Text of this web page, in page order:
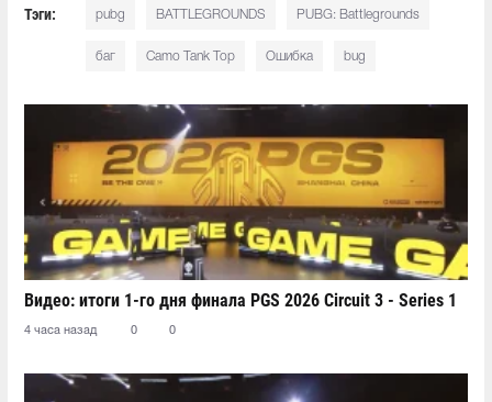
Тэги: pubg BATTLEGROUNDS PUBG: Battlegrounds
баг Camo Tank Top Ошибка bug
Видео: итоги 1-го дня финала PGS 2026 Circuit 3 - Series 1
4 часа назад 0 0